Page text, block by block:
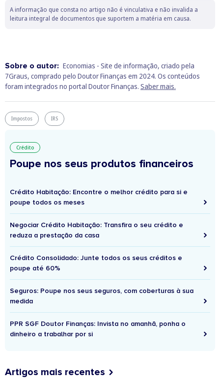
A informação que consta no artigo não é vinculativa e não invalida a
leitura integral de documentos que suportem a matéria em causa.
Sobre o autor: Economias - Site de informação, criado pela
7Graus, comprado pelo Doutor Finanças em 2024. Os conteúdos
foram integrados no portal Doutor Finanças. Saber mais.
Impostos IRS
Crédito
Poupe nos seus produtos financeiros
Crédito Habitação: Encontre o melhor crédito para si e
poupe todos os meses
Negociar Crédito Habitação: Transfira o seu crédito e
reduza a prestação da casa
Crédito Consolidado: Junte todos os seus créditos e
poupe até 60%
Seguros: Poupe nos seus seguros, com coberturas à sua
medida
PPR SGF Doutor Finanças: Invista no amanhã, ponha o
dinheiro a trabalhar por si
Artigos mais recentes